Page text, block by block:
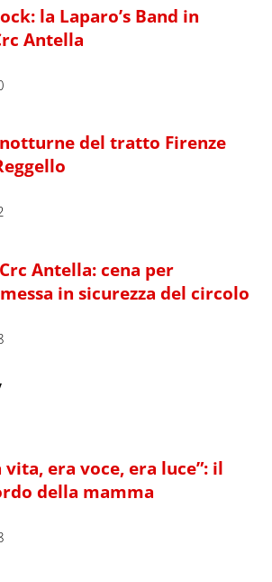
la Laparo’s Band in
Antella
del tratto Firenze
Antella: cena per
in sicurezza del circolo
vita, era voce, era luce”: il
della mamma